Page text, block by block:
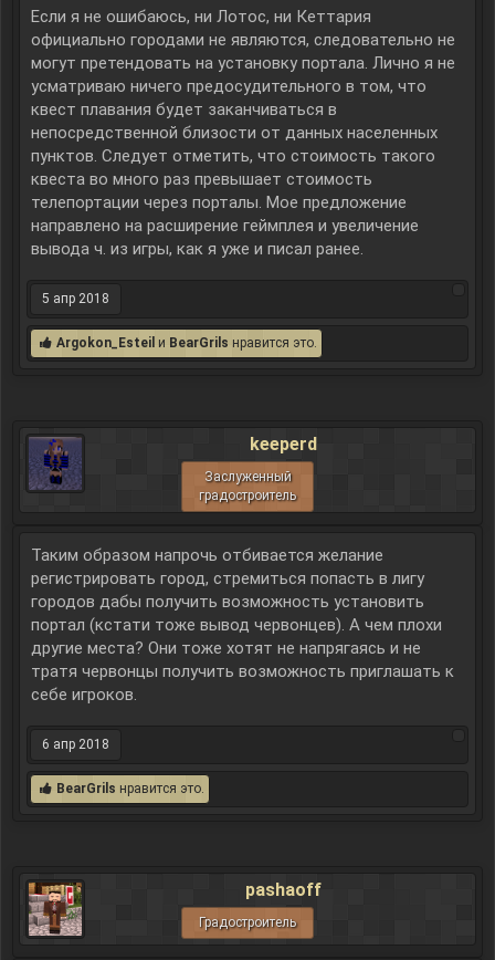
Если я не ошибаюсь, ни Лотос, ни Кеттария
официально городами не являются, следовательно не
могут претендовать на установку портала. Лично я не
усматриваю ничего предосудительного в том, что
квест плавания будет заканчиваться в
непосредственной близости от данных населенных
пунктов. Следует отметить, что стоимость такого
квеста во много раз превышает стоимость
телепортации через порталы. Мое предложение
направлено на расширение геймплея и увеличение
вывода ч. из игры, как я уже и писал ранее.
5 апр 2018
Argokon_Esteil и BearGrils нравится это.
keeperd
Заслуженный
градостроитель
Таким образом напрочь отбивается желание
регистрировать город, стремиться попасть в лигу
городов дабы получить возможность установить
портал (кстати тоже вывод червонцев). А чем плохи
другие места? Они тоже хотят не напрягаясь и не
тратя червонцы получить возможность приглашать к
себе игроков.
6 апр 2018
BearGrils нравится это.
pashaoff
Градостроитель